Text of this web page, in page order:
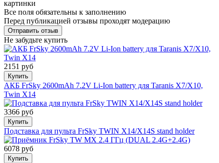
картинки
Все поля обязательны к заполнению
Перед публикацией отзывы проходят модерацию
Не забудьте купить
2151 руб
Купить
АКБ FrSky 2600mAh 7.2V Li-Ion battery для Taranis X7/X10,
Twin X14
3366 руб
Купить
Подставка для пульта FrSky TWIN X14/X14S stand holder
6078 руб
Купить